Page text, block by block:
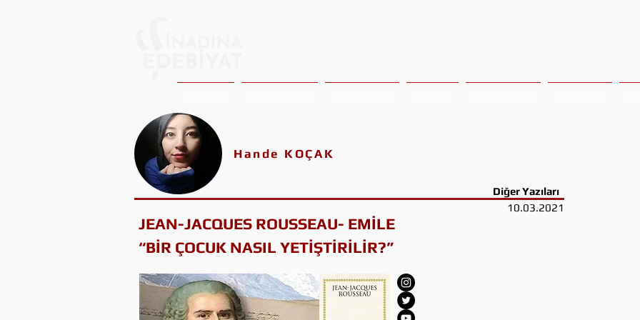
Hande KOÇAK
Diğer Yazıları
10.03.2021
JEAN-JACQUES ROUSSEAU- EMİLE
“BİR ÇOCUK NASIL YETİŞTİRİLİR?”